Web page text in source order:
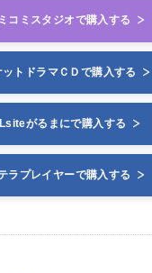
コミスタジオで購入する
ットドラマＣＤで購入する
がるまにで購入する
ラプレイヤーで購入する